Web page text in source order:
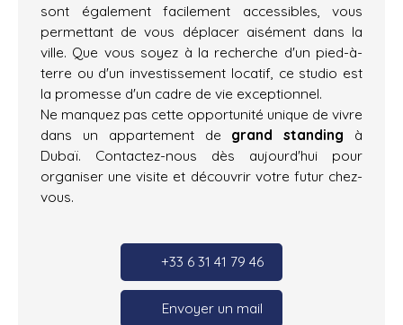
sont également facilement accessibles, vous
permettant de vous déplacer aisément dans la
ville. Que vous soyez à la recherche d'un pied-à-
terre ou d'un investissement locatif, ce studio est
la promesse d'un cadre de vie exceptionnel.
Ne manquez pas cette opportunité unique de vivre
dans un appartement de grand standing à
Dubaï. Contactez-nous dès aujourd'hui pour
organiser une visite et découvrir votre futur chez-
vous.
+33 6 31 41 79 46
Envoyer un mail